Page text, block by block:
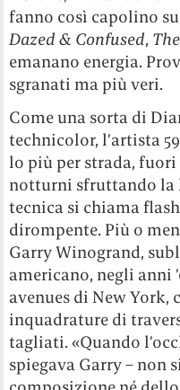
fanno così capolino
Dazed & Confused,
emanano energia.
sgranati ma più veri.
Come una sorta di
technicolor, l’artista
lo più per strada,
notturni sfruttando la
tecnica si chiama
dirompente. Più o
Garry Winogrand,
americano, negli anni
avenues di New
inquadrature di
tagliati. «Quando
spiegava Garry – non